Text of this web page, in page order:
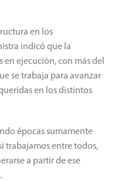
en los
indicó que la
ejecución, con más del
se trabaja para avanzar
en los distintos
épocas sumamente
trabajamos entre todos,
a partir de ese